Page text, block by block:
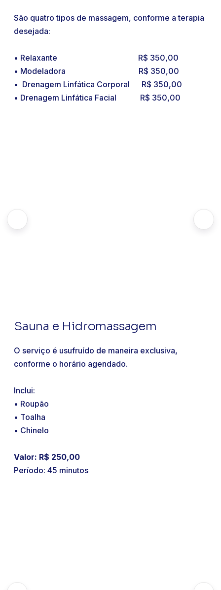
São quatro tipos de massagem, conforme a terapia
desejada:
• Relaxante R$ 350,00
• Modeladora R$ 350,00
• Drenagem Linfática Corporal R$ 350,00
• Drenagem Linfática Facial R$ 350,00
Sauna e Hidromassagem
O serviço é usufruído de maneira exclusiva,
conforme o horário agendado.
Inclui:
• Roupão
• Toalha
• Chinelo
Valor: R$ 250,00
Período: 45 minutos